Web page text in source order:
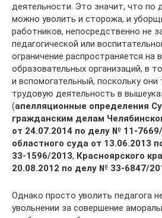
деятельности. Это значит, что по
можно уволить и сторожа, и
работников, непосредственно не
педагогической или
ограничение распространяется на
образовательных организаций, в
и вспомогательный, поскольку
трудовую деятельность в
(апелляционные определения
гражданским делам
от 24.07.2014 по делу №
областного суда от 13.06.2013
33‑1596/2013, Красноярского
20.08.2012 по делу № 33‑6847/
Однако просто уволить педагога
увольнении за совершение